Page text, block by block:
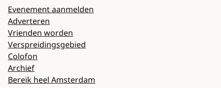
Evenement aanmelden
Adverteren
Vrienden worden
Verspreidingsgebied
Colofon
Archief
Bereik heel Amsterdam